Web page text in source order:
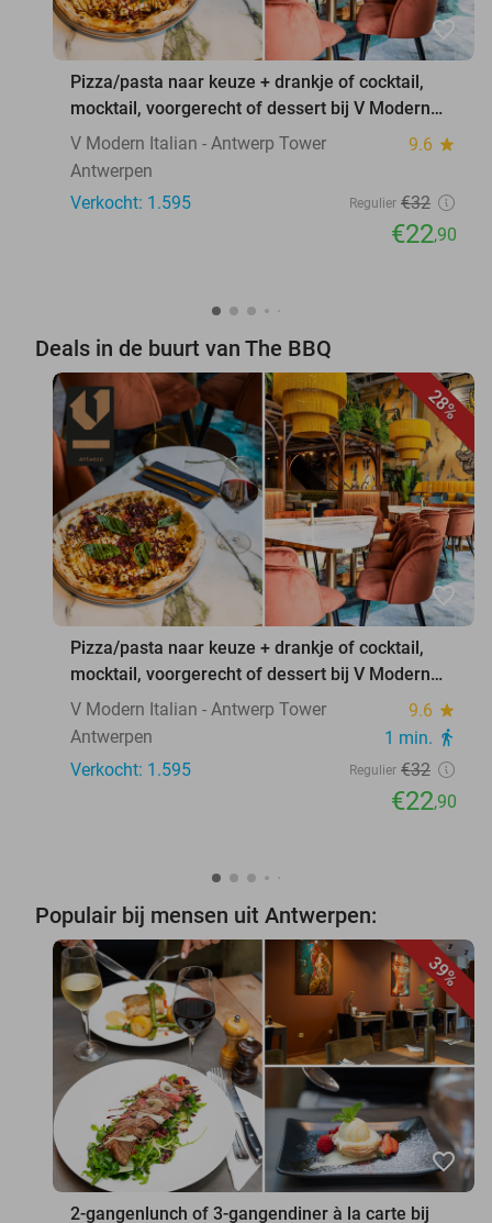
favorite_border
Pizza/pasta naar keuze + drankje of cocktail,
mocktail, voorgerecht of dessert bij V Modern
Italian
V Modern Italian - Antwerp Tower 9.6 star
Antwerpen
Verkocht: 1.595
Regulier €32
€22,90
Deals in de buurt van The BBQ
28%
favorite_border
Pizza/pasta naar keuze + drankje of cocktail,
mocktail, voorgerecht of dessert bij V Modern
Italian
V Modern Italian - Antwerp Tower 9.6 star
Antwerpen 1 min. directions_walk
Verkocht: 1.595 Regulier €32
€22,90
Populair bij mensen uit Antwerpen:
39%
favorite_border
2-gangenlunch of 3-gangendiner à la carte bij